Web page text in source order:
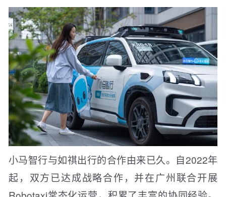
小马智行与如祺出行的合作由来已久。自2022年
起，双方已达成战略合作，并在广州联合开展